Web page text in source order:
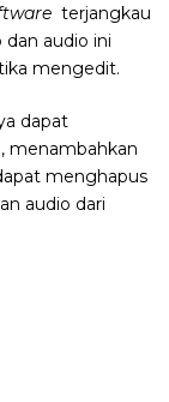
terjangkau
audio ini
mengedit.
dapat
menambahkan
menghapus
audio dari